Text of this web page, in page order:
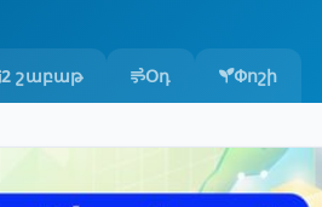
2 շաբաթ Օդ Փոշի